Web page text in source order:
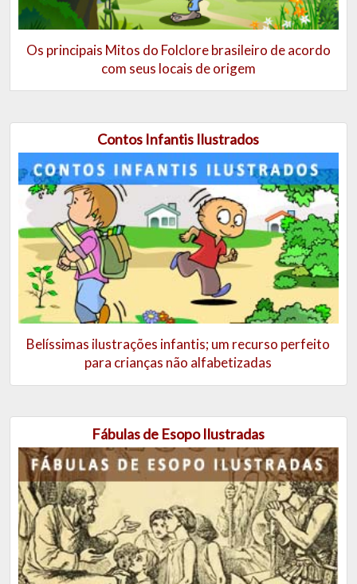
Os principais Mitos do Folclore brasileiro de acordo
com seus locais de origem
Contos Infantis Ilustrados
Belíssimas ilustrações infantis; um recurso perfeito
para crianças não alfabetizadas
Fábulas de Esopo Ilustradas